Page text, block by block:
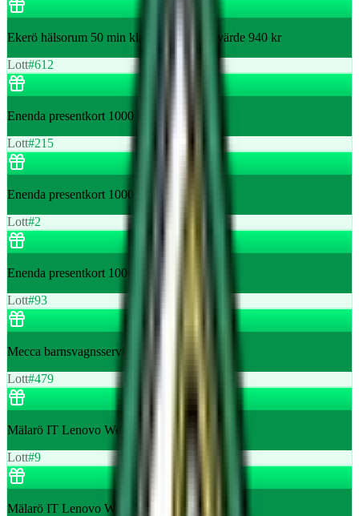
Ekerö hälsorum 50 min klassisk massage värde 940 kr
Lott#612
Enenda presentkort 1000 kr
Lott#215
Enenda presentkort 1000 kr
Lott#2
Enenda presentkort 1000 kr
Lott#93
Mecca barnsvagnsservice värde 599 kr
Lott#479
Mälarö IT Lenovo Webcam värde 700 kr
Lott#9
Mälarö IT Lenovo Webcam värde 700 kr